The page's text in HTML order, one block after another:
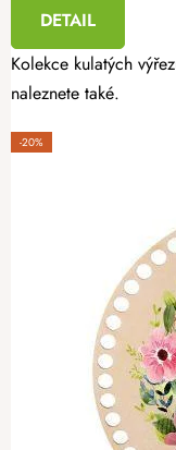
DETAIL
Kolekce kulatých
naleznete také.
-20%